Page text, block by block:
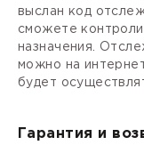
выслан код
сможете
назначения.
можно на
будет
Гарантия и